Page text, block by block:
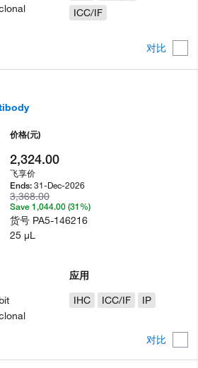
对比
ICC/IF
对比
应用
IHC
ICC/IF IP
价格(元)
2,324.00
飞享价
Ends:31-Dec-2026
3,368.00
Save 1,044.00 (31%)
货号 PA5-146216
25 µL